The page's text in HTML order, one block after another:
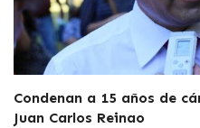
Condenan a 15 años de
Juan Carlos Reinao